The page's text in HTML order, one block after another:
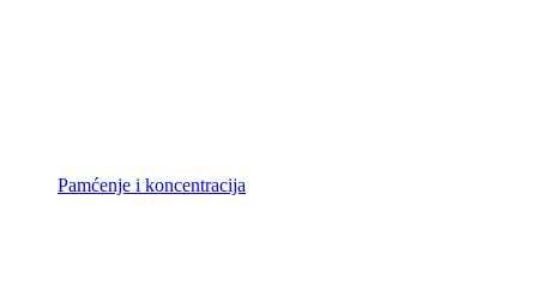
Pamćenje i koncentracija